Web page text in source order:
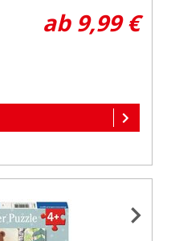
ab 9,99 €